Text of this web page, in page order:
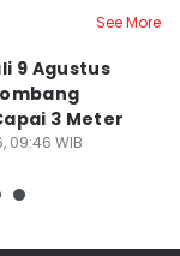
See More
9 Agustus
3 Meter
09:46 WIB